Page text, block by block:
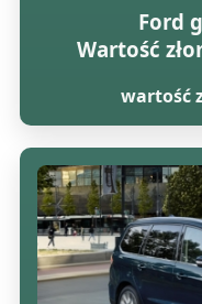
Ford
Wartość
wartość